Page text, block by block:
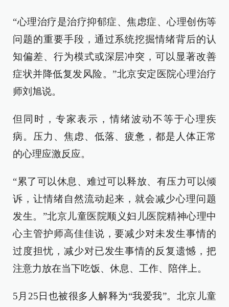
“心理治疗是治疗抑郁症、焦虑症、心理创伤等
问题的重要手段，通过系统挖掘情绪背后的认
知偏差、行为模式或深层冲突，可以显著改善
症状并降低复发风险。”北京安定医院心理治疗
师刘旭说。
但同时，专家表示，情绪波动不等于心理疾
病。压力、焦虑、低落、疲惫，都是人体正常
的心理应激反应。
“累了可以休息、难过可以释放、有压力可以倾
诉，让情绪自然流动起来，就会减少心理问题
发生。”北京儿童医院顺义妇儿医院精神心理中
心主管护师高佳佳说，要减少对未发生事情的
过度担忧，减少对已发生事情的反复遗憾，把
注意力放在当下吃饭、休息、工作、陪伴上。
5月25日也被很多人解释为“我爱我”。北京儿童